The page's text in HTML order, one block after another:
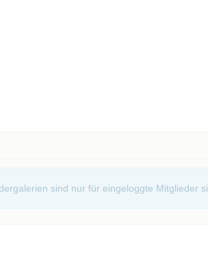
sind nur für eingeloggte Mitglieder